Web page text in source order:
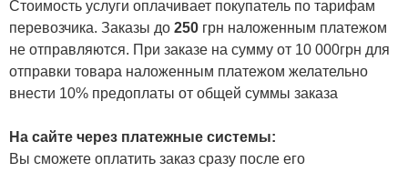
Стоимость услуги оплачивает покупатель по тарифам
перевозчика. Заказы до 250 грн наложенным платежом
не отправляются. При заказе на сумму от 10 000грн для
отправки товара наложенным платежом желательно
внести 10% предоплаты от общей суммы заказа
На сайте через платежные системы:
Вы сможете оплатить заказ сразу после его